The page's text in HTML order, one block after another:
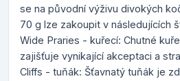
se na původní výživu divokých
70 g lze zakoupit v následujících
Wide Praries - kuřecí: Chutné
zajišťuje vynikající akceptaci a
Cliffs - tuňák: Šťavnatý tuňák je